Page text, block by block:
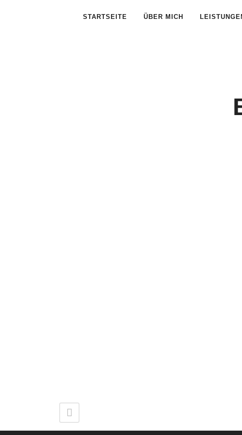
STARTSEITE ÜBER MICH